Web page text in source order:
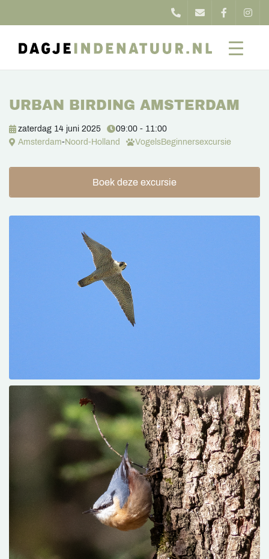
URBAN BIRDING AMSTERDAM
zaterdag 14 juni 2025
09:00 - 11:00
Amsterdam-Noord-Holland VogelsBeginnersexcursie
Boek deze excursie